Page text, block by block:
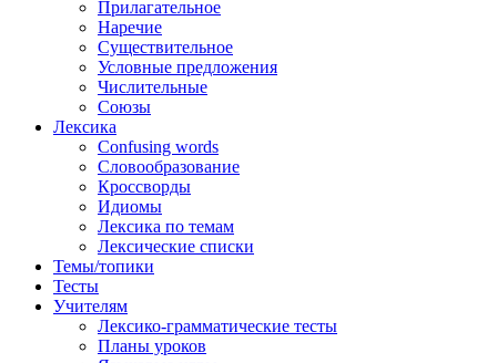
Прилагательное
Наречие
Существительное
Условные предложения
Числительные
Союзы
Лексика
Confusing words
Словообразование
Кроссворды
Идиомы
Лексика по темам
Лексические списки
Темы/топики
Тесты
Учителям
Лексико-грамматические тесты
Планы уроков